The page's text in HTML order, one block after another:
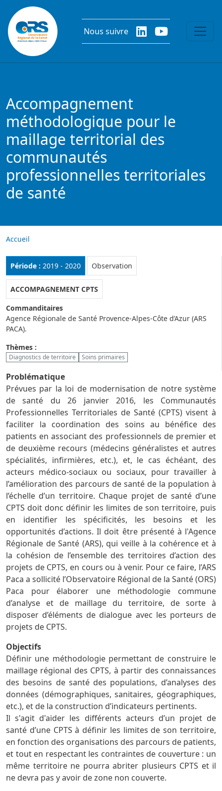
Aller au contenu principal
Nous suivre
Accompagnement
méthodologique pour le
maillage territorial des
communautés
professionnelles territoriales
de santé
Accueil
Période : 2019 - 2020 Rubrique :
Observation
ACCOMPAGNEMENT CPTS
Commanditaires
Agence Régionale de Santé Provence-Alpes-Côte d’Azur (ARS
PACA).
Thèmes :
Diagnostics de territoire Soins primaires
Problématique
Prévues par la loi de modernisation de notre système
de santé du 26 janvier 2016, les Communautés
Professionnelles Territoriales de Santé (CPTS) visent à
faciliter la coordination des soins au bénéfice des
patients en associant des professionnels de premier et
de deuxième recours (médecins généralistes et autres
spécialités, infirmières, etc.), et, le cas échéant, des
acteurs médico-sociaux ou sociaux, pour travailler à
l’amélioration des parcours de santé de la population à
l’échelle d’un territoire. Chaque projet de santé d’une
CPTS doit donc définir les limites de son territoire, puis
en identifier les spécificités, les besoins et les
opportunités d’actions. Il doit être présenté à l'Agence
Régionale de Santé (ARS), qui veille à la cohérence et à
la cohésion de l’ensemble des territoires d’action des
projets de CPTS, en cours ou à venir. Pour ce faire, l’ARS
Paca a sollicité l’Observatoire Régional de la Santé (ORS)
Paca pour élaborer une méthodologie commune
d’analyse et de maillage du territoire, de sorte à
disposer d’éléments de dialogue avec les porteurs de
projets de CPTS.
Objectifs
Définir une méthodologie permettant de construire le
maillage régional des CPTS, à partir des connaissances
des besoins de santé des populations, d’analyses des
données (démographiques, sanitaires, géographiques,
etc.), et de la construction d’indicateurs pertinents.
Il s'agit d'aider les différents acteurs d’un projet de
santé d’une CPTS à définir les limites de son territoire,
en fonction des organisations des parcours de patients,
et tout en respectant les contraintes de couverture : un
même territoire ne pourra abriter plusieurs CPTS et il
ne devra pas y avoir de zone non couverte.